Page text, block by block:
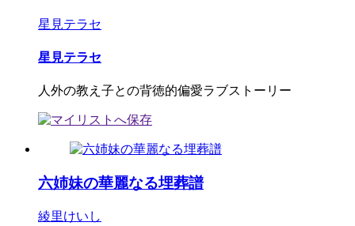
星見テラセ
星見テラセ
人外の教え子との背徳的偏愛ラブストーリー
六姉妹の華麗なる埋葬譜
綾里けいし